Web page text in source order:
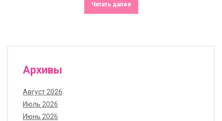
Читать далее
Архивы
Август 2026
Июль 2026
Июнь 2026